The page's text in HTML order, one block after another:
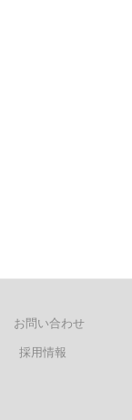
お問い合わせ
採用情報